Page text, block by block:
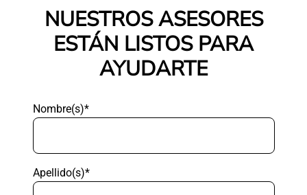
NUESTROS ASESORES
ESTÁN LISTOS PARA
AYUDARTE
Nombre(s)*
Apellido(s)*